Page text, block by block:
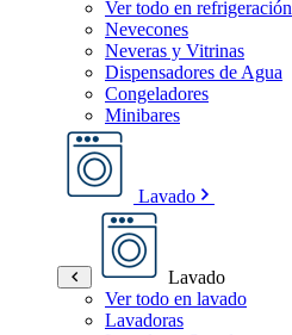
Ver todo en refrigeración
Nevecones
Neveras y Vitrinas
Dispensadores de Agua
Congeladores
Minibares
Lavado
Lavado
Ver todo en lavado
Lavadoras